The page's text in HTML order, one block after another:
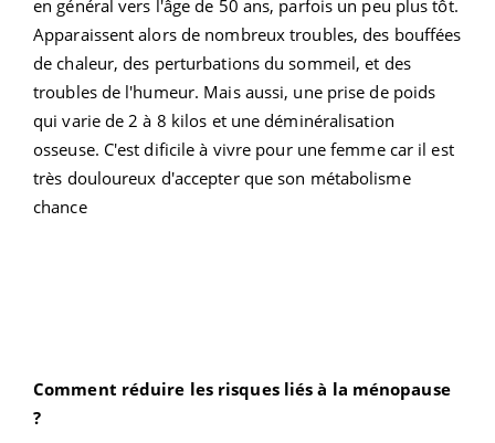
en général vers l'âge de 50 ans, parfois un peu plus tôt.
Apparaissent alors de nombreux troubles, des bouffées
de chaleur, des perturbations du sommeil, et des
troubles de l'humeur. Mais aussi, une prise de poids
qui varie de 2 à 8 kilos et une déminéralisation
osseuse. C'est dificile à vivre pour une femme car il est
très douloureux d'accepter que son métabolisme
chance
Comment réduire les risques liés à la ménopause
?